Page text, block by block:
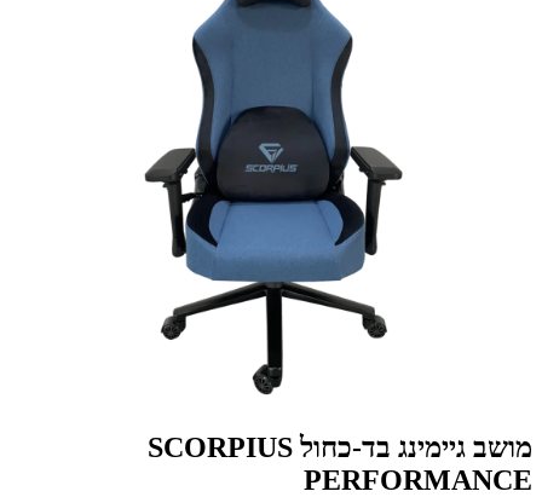
מושב גיימינג בד-כחול SCORPIUS
PERFORMANCE